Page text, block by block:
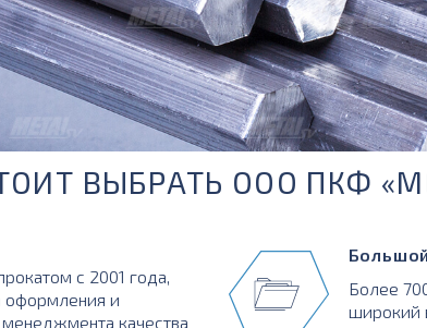
ВЫБРАТЬ ООО ПКФ
с 2001 года,
оформления и
качества
Более
широкий